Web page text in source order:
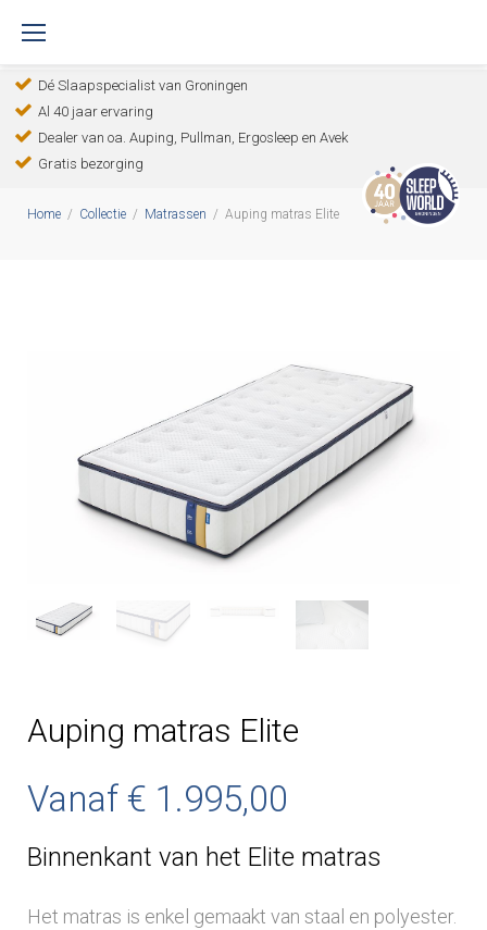
Dé Slaapspecialist van Groningen
Al 40 jaar ervaring
Dealer van oa. Auping, Pullman, Ergosleep en Avek
Gratis bezorging
Home / Collectie / Matrassen / Auping matras Elite
Auping matras Elite
Vanaf € 1.995,00
Binnenkant van het Elite matras
Het matras is enkel gemaakt van staal en polyester.